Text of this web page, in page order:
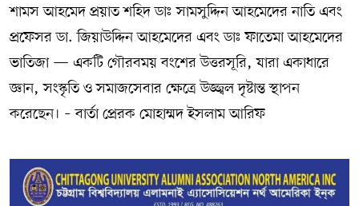
শামস আহমেদ প্রয়াত শহিদ ডাঃ সামসুদ্দিন আহমেদের নাতি এবং
প্রফেসর ডা. জিয়াউদ্দিন আহমেদের এবং ডাঃ ফাতেমা আহমেদের
ভাতিজা — একটি গৌরবময় বংশের উত্তরসূরি, যারা একাধারে
জ্ঞান, সংস্কৃতি ও সমাজসেবার ক্ষেত্রে উজ্জ্বল দৃষ্টান্ত স্থাপন
করেছেন। – বার্তা প্রেরক মোহাম্মদ ইসলাম আরিফ